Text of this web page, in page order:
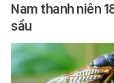
Nam thanh niên
sầu